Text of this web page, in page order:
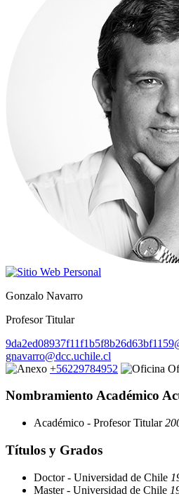
Gonzalo Navarro
Profesor Titular
gnavarro@dcc.uchile.cl
+56229784952
Nombramiento Académico
Académico - Profesor Titular
Títulos y Grados
Doctor - Universidad de Chile
Master - Universidad de Chile